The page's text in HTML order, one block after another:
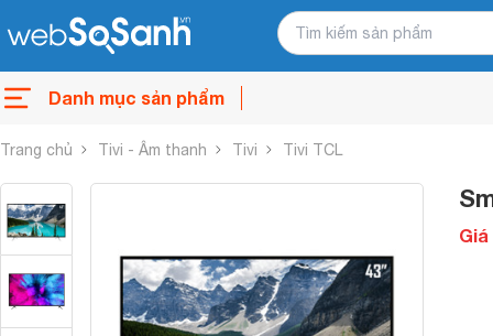
Danh mục sản phẩm
Trang chủ Tivi - Âm thanh Tivi Tivi TCL
Giá